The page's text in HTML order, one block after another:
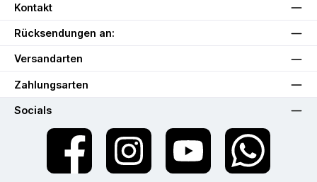
Kontakt
Rücksendungen an:
Versandarten
Zahlungsarten
Socials
Facebook Instagram YouTube WhatsApp